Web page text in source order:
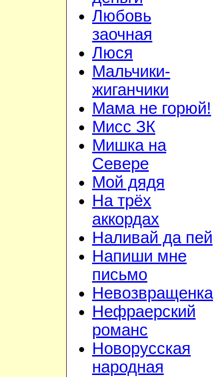
Любовь
заочная
Люся
Мальчики-
жиганчики
Мама не горюй!
Мисс ЗК
Мишка на
Севере
Мой дядя
На трёх
аккордах
Наливай да пей
Напиши мне
письмо
Невозвращенка
Нефраерский
романс
Новорусская
народная